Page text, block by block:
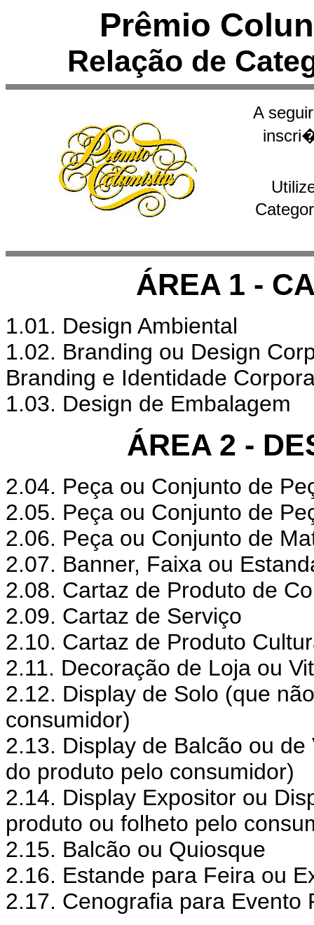
Prêmio
Relação de
A
ÁREA 1 -
1.01. Design Ambiental
1.02. Branding ou Design
Branding e Identidade
1.03. Design de Embalagem
ÁREA 2 -
2.04. Peça ou Conjunto de
2.05. Peça ou Conjunto de
2.06. Peça ou Conjunto de
2.07. Banner, Faixa ou
2.08. Cartaz de Produto de
2.09. Cartaz de Serviço
2.10. Cartaz de Produto
2.11. Decoração de Loja ou
2.12. Display de Solo (que
consumidor)
2.13. Display de Balcão ou
do produto pelo consumidor)
2.14. Display Expositor ou
produto ou folheto pelo
2.15. Balcão ou Quiosque
2.16. Estande para Feira ou
2.17. Cenografia para Evento